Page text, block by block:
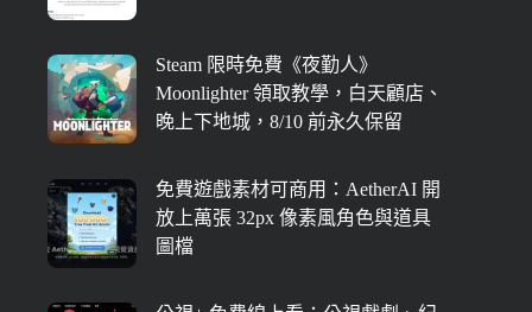
Steam 限時免費《夜勤人》
Moonlighter 領取教學，白天顧店、
晚上下地城，8/10 前永久保留
免費遊戲素材可商用：AetherAI 開
放上萬張 32px 像素風角色與道具
圖檔